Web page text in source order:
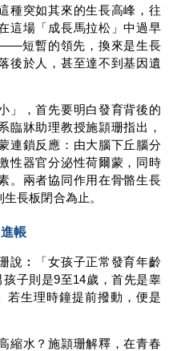
種突如其來的生長高峰，往
這場「成長馬拉松」中過早
短暫的領先，換來是生長
後於人，甚至達不到基因遺
」，首先要明白發育背後的
臨牀助理教授施頴珊指出，
連鎖反應：由大腦下丘腦分
性器官分泌性荷爾蒙，同時
。兩者協同作用在骨骼生長
長板閉合為止。
帳
說︰「女孩子正常發育年齡
子則是9至14歲，首先是睾
若生理時鐘提前撥動，便是
縮水？施頴珊解釋，在青春